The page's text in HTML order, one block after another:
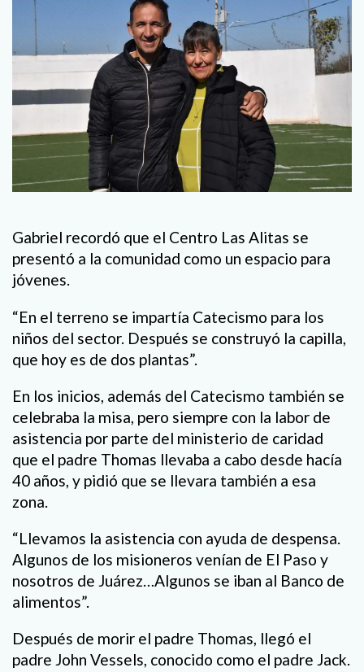
Gabriel recordó que el Centro Las Alitas se
presentó a la comunidad como un espacio para
jóvenes.
“En el terreno se impartía Catecismo para los
niños del sector. Después se construyó la capilla,
que hoy es de dos plantas”.
En los inicios, además del Catecismo también se
celebraba la misa, pero siempre con la labor de
asistencia por parte del ministerio de caridad
que el padre Thomas llevaba a cabo desde hacía
40 años, y pidió que se llevara también a esa
zona.
“Llevamos la asistencia con ayuda de despensa.
Algunos de los misioneros venían de El Paso y
nosotros de Juárez…Algunos se iban al Banco de
alimentos”.
Después de morir el padre Thomas, llegó el
padre John Vessels, conocido como el padre Jack.